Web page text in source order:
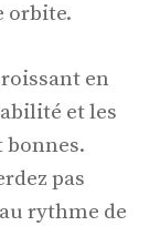
orbite.
en
et les
pas
rythme de